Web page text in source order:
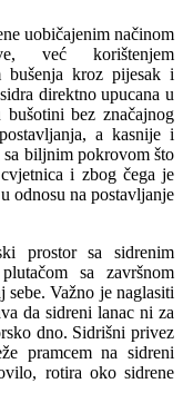
uobičajenim načinom
već korištenjem
bušenja kroz pijesak i
direktno upucana u
bez značajnog
a kasnije i
sa biljnim pokrovom što
i zbog čega je
odnosu na postavljanje
prostor sa sidrenim
sa završnom
Važno je naglasiti
da sidreni lanac ni za
dno. Sidrišni privez
pramcem na sidreni
rotira oko sidrene